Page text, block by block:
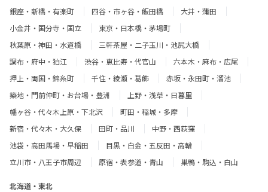
銀座・新橋・有楽町
四谷・市ヶ谷・飯田橋
大井・蒲田
小金井・国分寺・国立
東京・日本橋・茅場町
秋葉原・神田・水道橋
三軒茶屋・二子玉川・池尻大橋
調布・府中・狛江
渋谷・恵比寿・代官山
六本木・麻布・広尾
押上・両国・錦糸町
千住・綾瀬・葛飾
赤坂・永田町・溜池
築地・門前仲町・お台場・豊洲
上野・浅草・日暮里
幡ヶ谷・代々木上原・下北沢
町田・稲城・多摩
新宿・代々木・大久保
田町・品川
中野・西荻窪
池袋・高田馬場・早稲田
目黒・白金・五反田・高輪
立川市・八王子市周辺
原宿・表参道・青山 巣鴨・駒込・白山
北海道・東北